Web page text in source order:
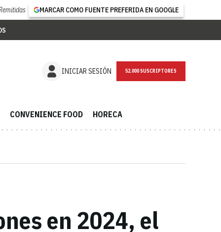
MARCAR COMO FUENTE PREFERIDA EN GOOGLE
INICIAR SESIÓN NEWSLETTER
CONVENIENCE FOOD HORECA
en 2024, el